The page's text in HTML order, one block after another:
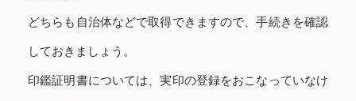
どちらも自治体などで取得できますので、手続きを確認
しておきましょう。
印鑑証明書については、実印の登録をおこなっていなけ